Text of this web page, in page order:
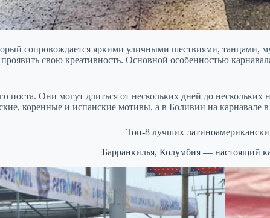
сопровождается яркими уличными шествиями, танцами,
свою креативность. Основной особенностью
поста. Они могут длиться от нескольких дней до
коренные и испанские мотивы, а в Боливии на
Топ-8 лучших
Барранкилья, Колумбия — настоящий